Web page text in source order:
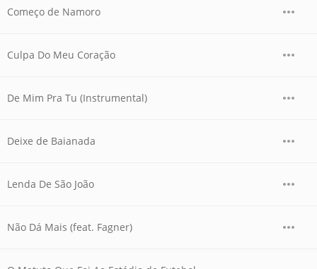
Começo de Namoro
Culpa Do Meu Coração
De Mim Pra Tu (Instrumental)
Deixe de Baianada
Lenda De São João
Não Dá Mais (feat. Fagner)